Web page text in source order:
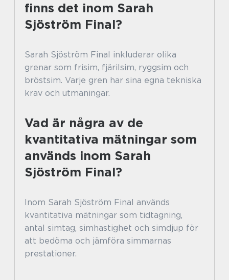
finns det inom Sarah
Sjöström Final?
Sarah Sjöström Final inkluderar olika
grenar som frisim, fjärilsim, ryggsim och
bröstsim. Varje gren har sina egna tekniska
krav och utmaningar.
Vad är några av de
kvantitativa mätningar som
används inom Sarah
Sjöström Final?
Inom Sarah Sjöström Final används
kvantitativa mätningar som tidtagning,
antal simtag, simhastighet och simdjup för
att bedöma och jämföra simmarnas
prestationer.